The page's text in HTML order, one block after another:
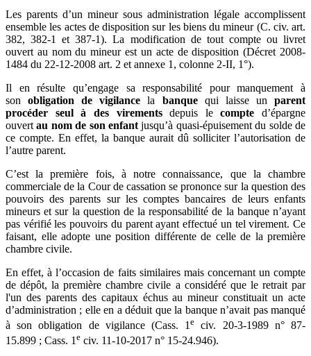
Les parents d’un mineur sous administration légale accomplissent
ensemble les actes de disposition sur les biens du mineur (C. civ. art.
382, 382-1 et 387-1). La modification de tout compte ou livret
ouvert au nom du mineur est un acte de disposition (Décret 2008-
1484 du 22-12-2008 art. 2 et annexe 1, colonne 2-II, 1°).
Il en résulte qu’engage sa responsabilité pour manquement à
sonobligation de vigilance la banquequi laisse unparent
procéder seul à des virementsdepuis lecompte d’épargne
ouvertau nom de son enfant jusqu’à quasi-épuisement du solde de
ce compte. En effet, la banque aurait dû solliciter l’autorisation de
l’autre parent.
C’est la première fois, à notre connaissance, que la chambre
commerciale de la Cour de cassation se prononce sur la question des
pouvoirs des parents sur les comptes bancaires de leurs enfants
mineurs et sur la question de la responsabilité de la banque n’ayant
pas vérifié les pouvoirs du parent ayant effectué un tel virement. Ce
faisant, elle adopte une position différente de celle de la première
chambre civile.
En effet, à l’occasion de faits similaires mais concernant un compte
de dépôt, la première chambre civile a considéré que le retrait par
l'un des parents des capitaux échus au mineur constituait un acte
d’administration ; elle en a déduit que la banque n’avait pas manqué
à son obligation de vigilance (Cass. 1e civ. 20-3-1989 n° 87-
15.899 ; Cass. 1 e civ. 11-10-2017 n° 15-24.946).